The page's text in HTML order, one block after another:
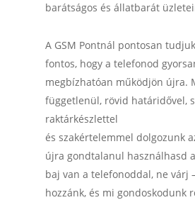
barátságos és állatbarát
A GSM Pontnál pontosan
fontos, hogy a telefonod
megbízhatóan működjön újra.
függetlenül, rövid határidővel,
raktárkészlettel
és szakértelemmel dolgozunk
újra gondtalanul használhasd
baj van a telefonoddal, ne várj
hozzánk, és mi gondoskodunk